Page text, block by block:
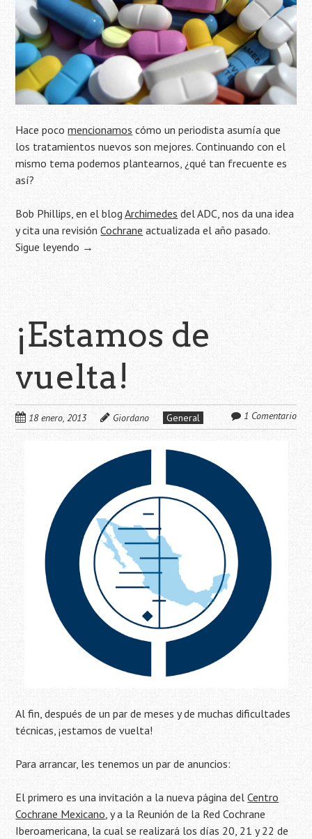
Hace pocomencionamos cómo un periodista asumía que
los tratamientos nuevos son mejores. Continuando con el
mismo tema podemos plantearnos, ¿qué tan frecuente es
así?
Bob Phillips, en el blogArchimedes del ADC, nos da una idea
y cita una revisiónCochrane actualizada el año pasado.
Sigue leyendo →
¡Estamos de
vuelta!
18 enero, 2013 Giordano General 1 Comentario
Al fin, después de un par de meses y de muchas dificultades
técnicas, ¡estamos de vuelta!
Para arrancar, les tenemos un par de anuncios:
El primero es una invitación a la nueva página delCentro
Cochrane Mexicano, y a la Reunión de la Red Cochrane
Iberoamericana, la cual se realizará los días 20, 21 y 22 de